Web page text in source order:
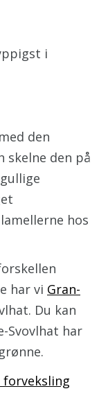
i
den
skelne den på
hos
har vi Gran-
Du kan
Svovlhat har